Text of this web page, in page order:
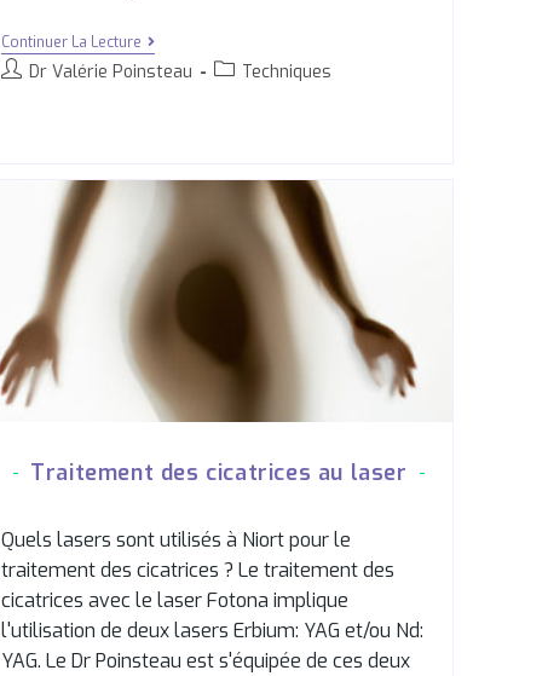
Continuer La Lecture
Dr Valérie Poinsteau Techniques
Traitement des cicatrices au laser
Quels lasers sont utilisés à Niort pour le
traitement des cicatrices ? Le traitement des
cicatrices avec le laser Fotona implique
l'utilisation de deux lasers Erbium: YAG et/ou Nd:
YAG. Le Dr Poinsteau est s'équipée de ces deux